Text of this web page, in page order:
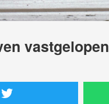
vastgelopen